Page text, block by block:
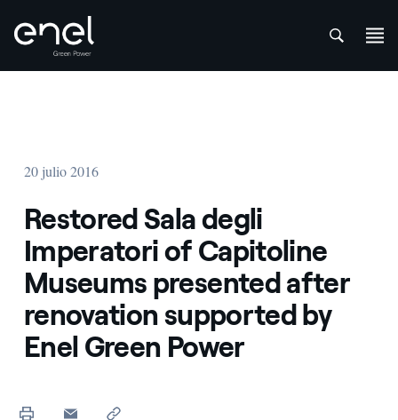
20 julio 2016
Restored Sala degli
Imperatori of Capitoline
Museums presented after
renovation supported by
Enel Green Power